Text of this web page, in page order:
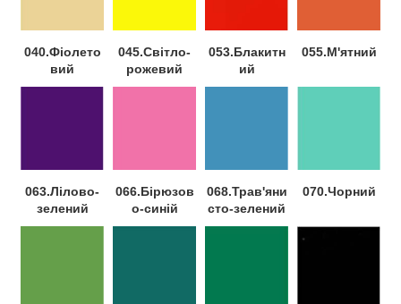
040.Фіолето
вий
045.Світло-
рожевий
053.Блакитн
ий
055.М'ятний
063.Лілово-
зелений
066.Бірюзов
о-синій
068.Трав'яни
сто-зелений
070.Чорний